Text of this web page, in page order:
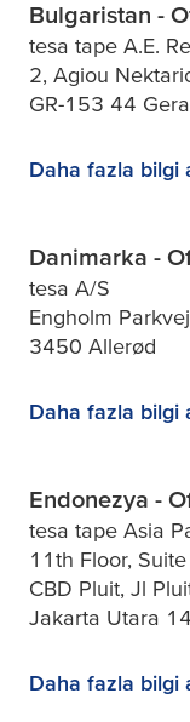
Bulgaristan -
tesa tape A.E.
2, Agiou
GR-153 44
Daha fazla bilgi
Danimarka -
tesa A/S
Engholm
3450 Allerød
Daha fazla bilgi
Endonezya -
tesa tape Asia
11th Floor,
CBD Pluit, Jl
Jakarta Utara
Daha fazla bilgi